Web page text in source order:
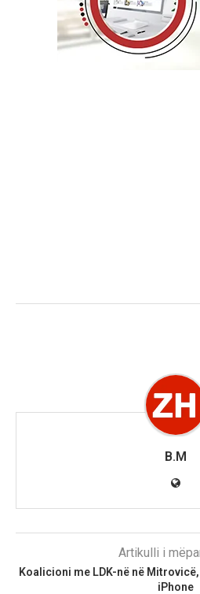
B.M
Artikulli i
Koalicioni me LDK-në në
iPhone